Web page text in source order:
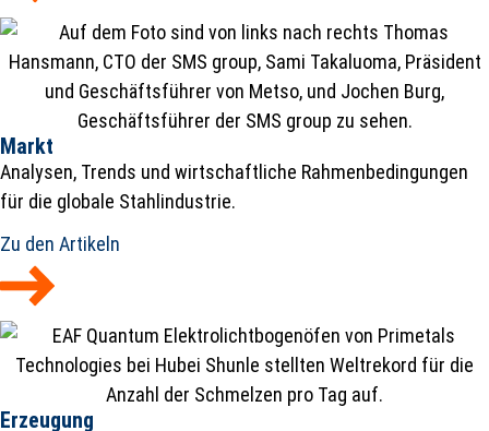
Markt
Analysen, Trends und wirtschaftliche Rahmenbedingungen
für die globale Stahlindustrie.
Zu den Artikeln
Erzeugung